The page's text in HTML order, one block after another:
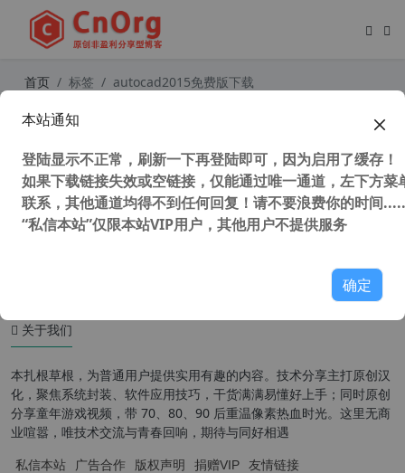
首页 标签 autocad2015免费版下载
关于我们
本扎根草根，为普通用户提供实用有趣的内容。技术分享主打原创汉
化，聚焦系统封装、软件应用技巧，干货满满易懂好上手；同时原创
分享童年游戏视频，带 70、80、90 后重温像素热血时光。这里无商
业喧嚣，唯技术交流与青春回响，期待与同好相遇
私信本站 广告合作 版权声明 捐赠VIP 友情链接
本站通知
登陆显示不正常，刷新一下再登陆即可，因为启用了缓存！
如果下载链接失效或空链接，仅能通过唯一通道，左下方菜
联系，其他通道均得不到任何回复！请不要浪费你的时间
“私信本站”仅限本站VIP用户，其他用户不提供服务
确定